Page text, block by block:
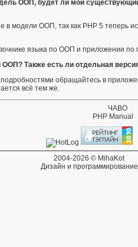
ООП, будет ли мой
в модели ООП, так как PHP 5 теперь
языка по ООП и приложении по
Также есть ли отдельная
обращайтесь в
всё тем же.
ЧАВО
PHP Manual
2004-2026 © MihaKot
Дизайн и программирование